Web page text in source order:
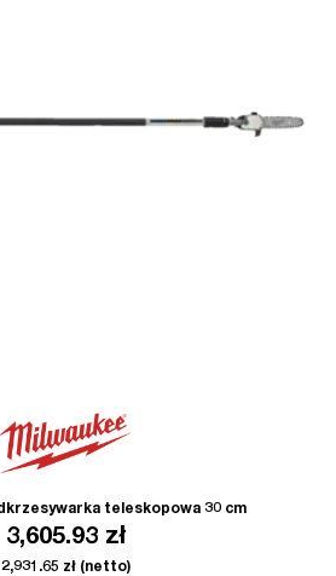
teleskopowa 30 cm
3,605.93 zł
2,931.65 zł(netto)